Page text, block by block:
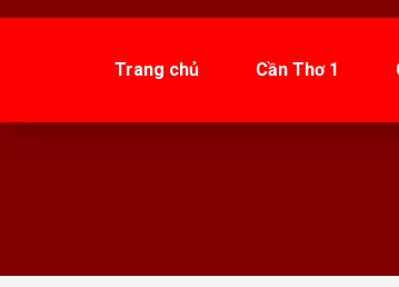
Trang chủ Cần Thơ 1